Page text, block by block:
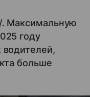
Максимальную
году
водителей,
больше